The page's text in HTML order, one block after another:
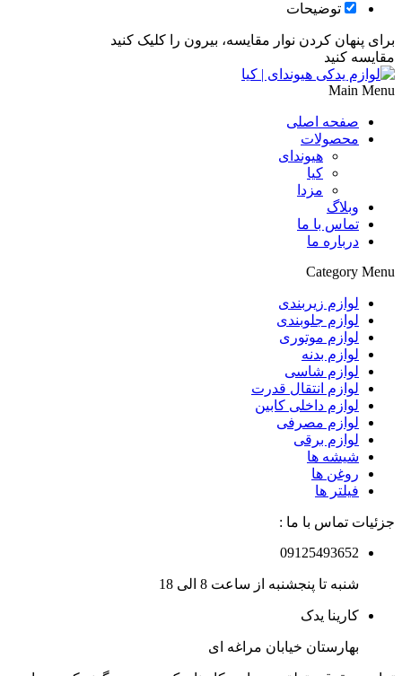
توضیحات
برای پنهان کردن نوار مقایسه، بیرون را کلیک کنید
مقایسه کنید
Main Menu
صفحه اصلی
محصولات
هیوندای
کیا
مزدا
وبلاگ
تماس با ما
درباره ما
Category Menu
لوازم زیربندی
لوازم جلوبندی
لوازم موتوری
لوازم بدنه
لوازم شاسی
لوازم انتقال قدرت
لوازم داخلی کابین
لوازم مصرفی
لوازم برقی
شیشه ها
روغن ها
فیلتر ها
جزئیات تماس با ما :
09125493652
شنبه تا پنجشنبه از ساعت 8 الی 18
کارینا یدک
بهارستان خیابان مراغه ای